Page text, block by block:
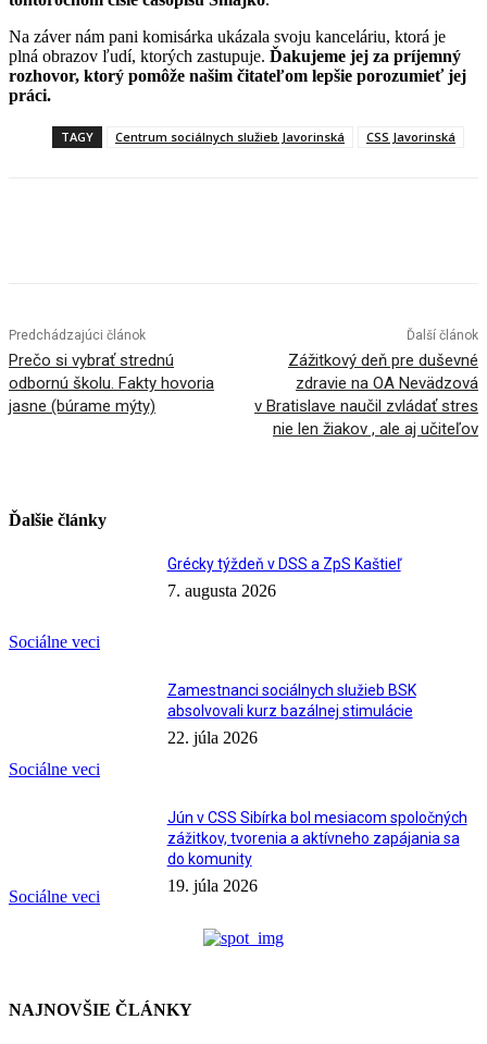
Na záver nám pani komisárka ukázala svoju kanceláriu, ktorá je
plná obrazov ľudí, ktorých zastupuje. Ďakujeme jej za príjemný
rozhovor, ktorý pomôže našim čitateľom lepšie porozumieť jej
práci.
TAGY Centrum sociálnych služieb Javorinská CSS Javorinská
Predchádzajúci článok
Prečo si vybrať strednú
odbornú školu. Fakty hovoria
jasne (búrame mýty)
Ďalší článok
Zážitkový deň pre duševné
zdravie na OA Nevädzová
v Bratislave naučil zvládať stres
nie len žiakov , ale aj učiteľov
Ďalšie články
Sociálne veci
Grécky týždeň v DSS a ZpS Kaštieľ
7. augusta 2026
Sociálne veci
Zamestnanci sociálnych služieb BSK
absolvovali kurz bazálnej stimulácie
22. júla 2026
Sociálne veci
Jún v CSS Sibírka bol mesiacom spoločných
zážitkov, tvorenia a aktívneho zapájania sa
do komunity
19. júla 2026
NAJNOVŠIE ČLÁNKY